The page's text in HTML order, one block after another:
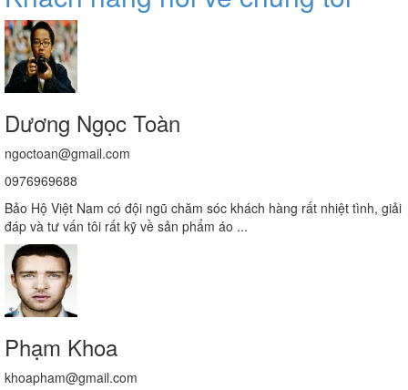
Dương Ngọc Toàn
ngoctoan@gmail.com
0976969688
Bảo Hộ Việt Nam có đội ngũ chăm sóc khách hàng rất nhiệt tình, giải
đáp và tư vấn tôi rất kỹ về sản phẩm áo ...
Phạm Khoa
khoapham@gmail.com